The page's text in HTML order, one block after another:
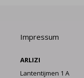
Impressum
ARLIZI
Lantentijmen 1 A